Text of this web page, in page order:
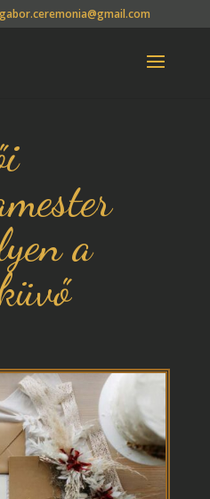
gabor.ceremonia@gmail.com
a